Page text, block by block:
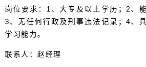
岗位要求：1、大专及以上学历；2、
3、无任何行政及刑事违法记录；4、
学习能力。
联系人：赵经理